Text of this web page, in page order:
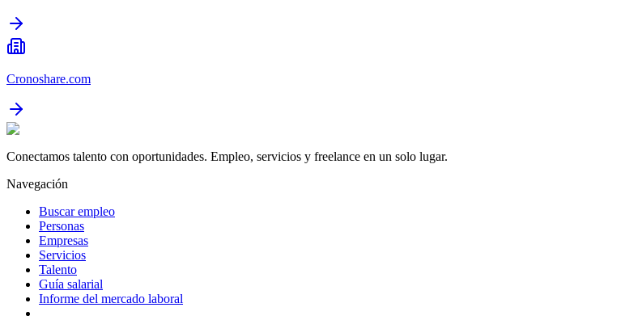
Cronoshare.com
Conectamos talento con oportunidades. Empleo, servicios y freelance en un solo lugar.
Navegación
Buscar empleo
Personas
Empresas
Servicios
Talento
Guía salarial
Informe del mercado laboral